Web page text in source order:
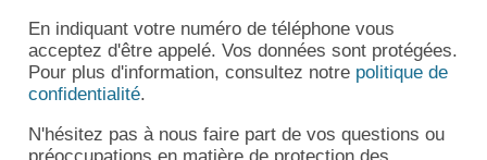
En indiquant votre numéro de téléphone vous
acceptez d'être appelé. Vos données sont protégées.
Pour plus d'information, consultez notre politique de
confidentialité.
N'hésitez pas à nous faire part de vos questions ou